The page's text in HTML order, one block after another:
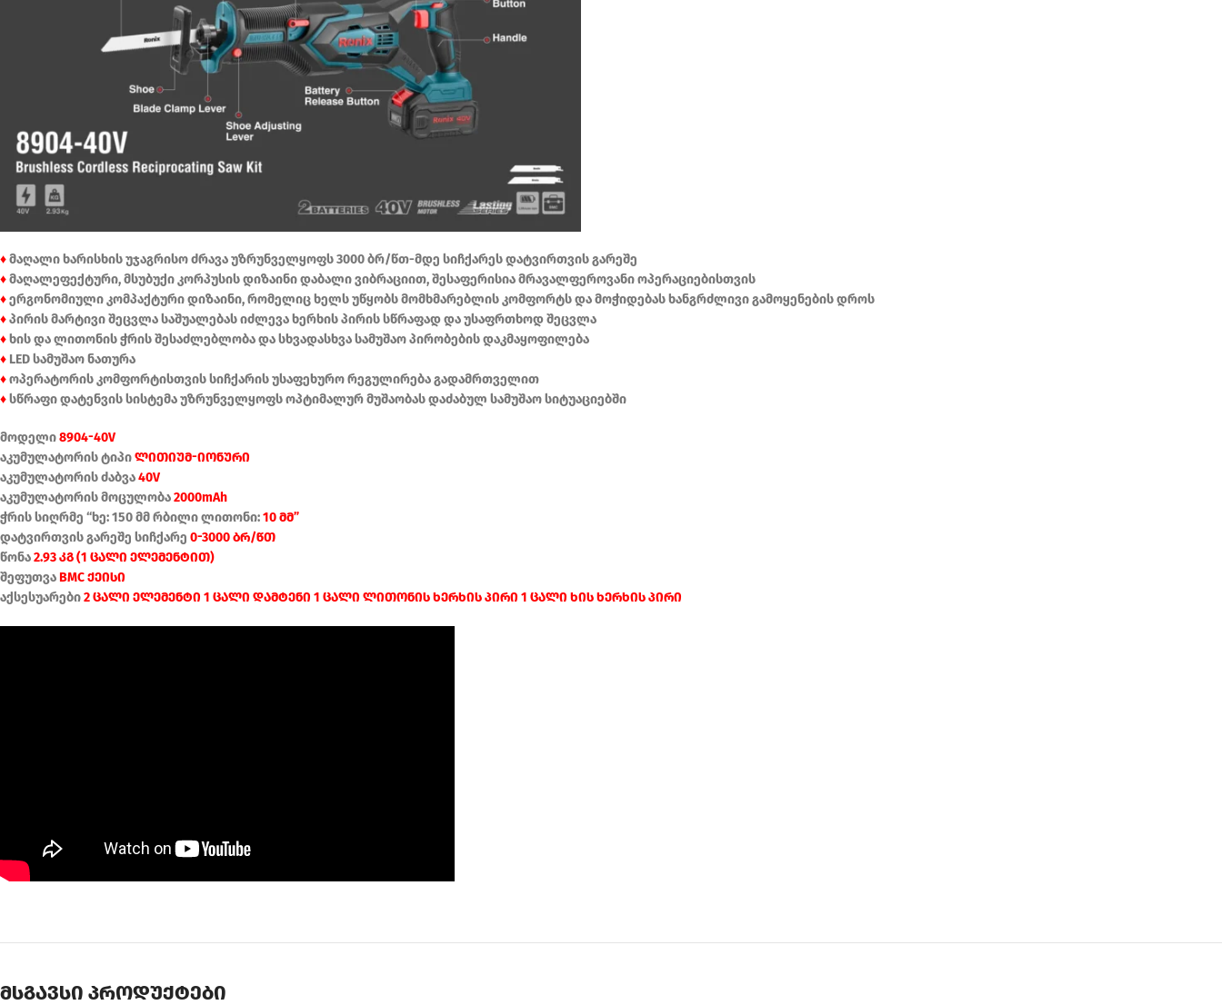
♦მაღალი ხარისხის უჯაგრისო ძრავა უზრუნველყოფს 3000 ბრ/წთ-მდე სიჩქარეს დატვირთვის გარეშე
♦მაღალეფექტური, მსუბუქი კორპუსის დიზაინი დაბალი ვიბრაციით, შესაფერისია მრავალფეროვანი ოპერაციებისთვის
♦ერგონომიული კომპაქტური დიზაინი, რომელიც ხელს უწყობს მომხმარებლის კომფორტს და მოჭიდებას ხანგრძლივი გამოყენების დროს
♦პირის მარტივი შეცვლა საშუალებას იძლევა ხერხის პირის სწრაფად და უსაფრთხოდ შეცვლა
♦ხის და ლითონის ჭრის შესაძლებლობა და სხვადასხვა სამუშაო პირობების დაკმაყოფილება
♦ LED სამუშაო ნათურა
♦ოპერატორის კომფორტისთვის სიჩქარის უსაფეხურო რეგულირება გადამრთველით
♦სწრაფი დატენვის სისტემა უზრუნველყოფს ოპტიმალურ მუშაობას დაძაბულ სამუშაო სიტუაციებში
მოდელი8904-40V
აკუმულატორის ტიპილითიუმ-იონური
აკუმულატორის ძაბვა40V
აკუმულატორის მოცულობა2000mAh
ჭრის სიღრმე “ხე: 150 მმ რბილი ლითონი:10 მმ”
დატვირთვის გარეშე სიჩქარე 0-3000 ბრ/წთ
წონა2.93 კგ (1 ცალი ელემენტით)
შეფუთვაBMC ქეისი
აქსესუარები2 ცალი ელემენტი 1 ცალი დამტენი 1 ცალი ლითონის ხერხის პირი 1 ცალი ხის ხერხის პირი
მსგავსი პროდუქტები